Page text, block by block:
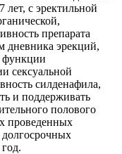
лет, с эректильной
препарата
дневника эрекций,
функции
сексуальной
силденафила,
и поддерживать
полового
проведенных